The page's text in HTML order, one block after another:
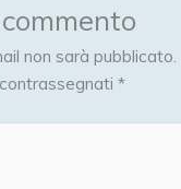
non sarà pubblicato.
*